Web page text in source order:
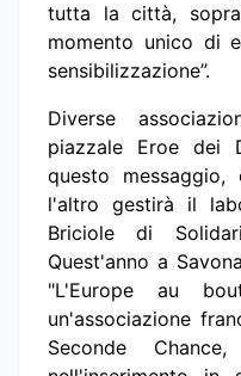
tutta la città,
momento unico di
sensibilizzazione”.
Diverse
piazzale Eroe dei
questo
l'altro gestirà il
Briciole di
Quest'anno a
"L'Europe au
un'associazione
Seconde